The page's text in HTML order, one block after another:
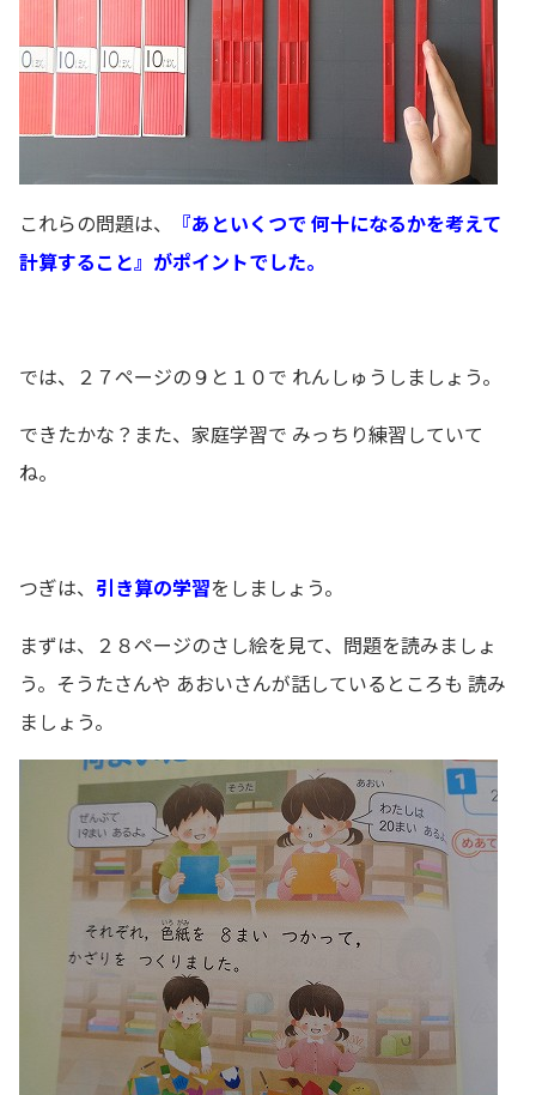
これらの問題は、
『あといくつで 何十になるかを考えて
計算すること』がポイントでした。
では、２７ページの９と１０で れんしゅうしましょう。
できたかな？また、家庭学習で みっちり練習していて
ね。
つぎは、 引き算の学習をしましょう。
まずは、２８ページのさし絵を見て、問題を読みましょ
う。そうたさんや あおいさんが話しているところも 読み
ましょう。